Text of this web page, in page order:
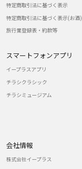
特定商取引法に基づく表示
特定商取引法に基づく表示(お酒)
旅行業登録表・約款等
スマートフォンアプリ
イープラスアプリ
チラシクラシック
チラシミュージアム
会社情報
株式会社イープラス